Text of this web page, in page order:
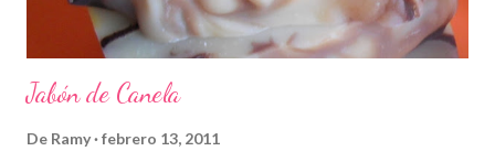
Jabón de Canela
De Ramy febrero 13, 2011